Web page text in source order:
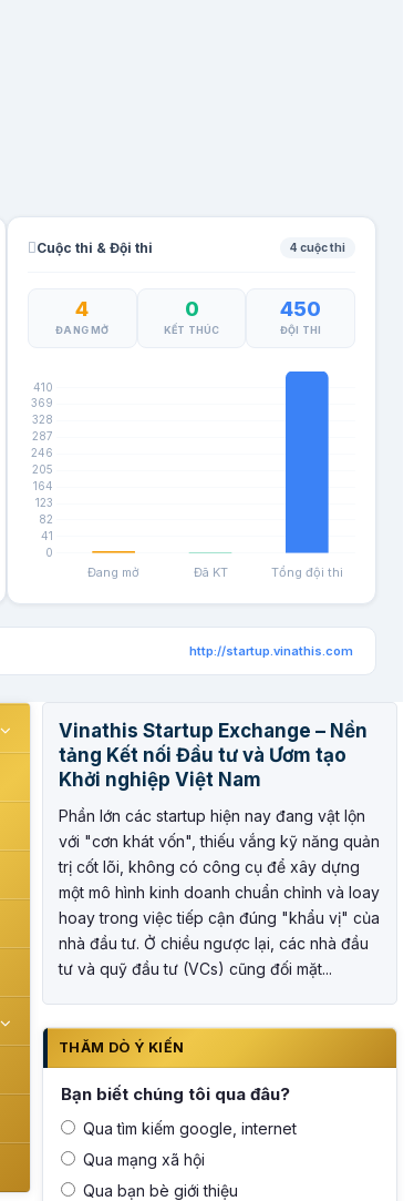
Cuộc thi & Đội thi 4 cuộc thi
4
ĐANG MỞ
0
KẾT THÚC
450
ĐỘI THI
http://startup.vinathis.com
Vinathis Startup Exchange – Nền
tảng Kết nối Đầu tư và Ươm tạo
Khởi nghiệp Việt Nam
Phần lớn các startup hiện nay đang vật lộn
với "cơn khát vốn", thiếu vắng kỹ năng quản
trị cốt lõi, không có công cụ để xây dựng
một mô hình kinh doanh chuẩn chỉnh và loay
hoay trong việc tiếp cận đúng "khẩu vị" của
nhà đầu tư. Ở chiều ngược lại, các nhà đầu
tư và quỹ đầu tư (VCs) cũng đối mặt...
THĂM DÒ Ý KIẾN
Bạn biết chúng tôi qua đâu?
Qua tìm kiếm google, internet
Qua mạng xã hội
Qua bạn bè giới thiệu